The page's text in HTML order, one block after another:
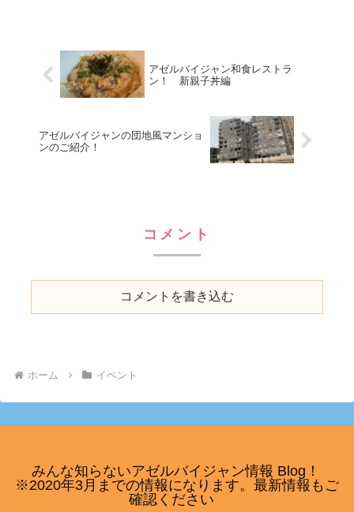
アゼルバイジャン和食レストラ
ン！ 新親子丼編
アゼルバイジャンの団地風マンショ
ンのご紹介！
コメント
コメントを書き込む
ホーム イベント
みんな知らないアゼルバイジャン情報 Blog！
※2020年3月までの情報になります。最新情報もご
確認ください